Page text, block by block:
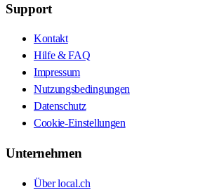
Support
Kontakt
Hilfe & FAQ
Impressum
Nutzungsbedingungen
Datenschutz
Cookie-Einstellungen
Unternehmen
Über local.ch